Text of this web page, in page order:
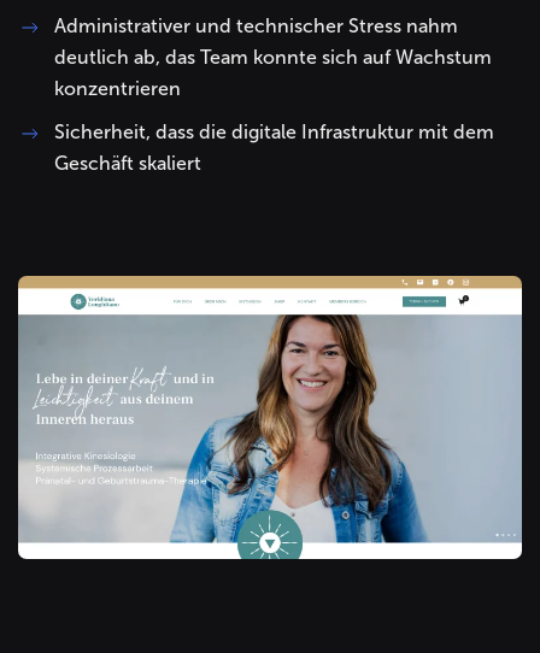
Administrativer und technischer Stress nahm
deutlich ab, das Team konnte sich auf Wachstum
konzentrieren
Sicherheit, dass die digitale Infrastruktur mit dem
Geschäft skaliert